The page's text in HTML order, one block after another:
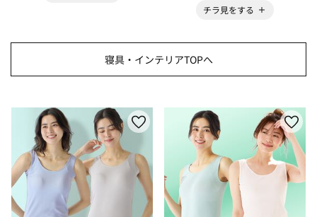
チラ見をする
寝具・インテリアTOPへ